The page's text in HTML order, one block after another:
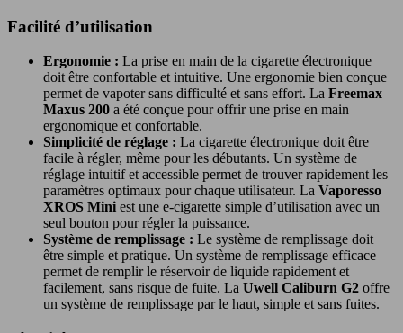
Facilité d’utilisation
Ergonomie : La prise en main de la cigarette électronique
doit être confortable et intuitive. Une ergonomie bien conçue
permet de vapoter sans difficulté et sans effort. La Freemax
Maxus 200 a été conçue pour offrir une prise en main
ergonomique et confortable.
Simplicité de réglage : La cigarette électronique doit être
facile à régler, même pour les débutants. Un système de
réglage intuitif et accessible permet de trouver rapidement les
paramètres optimaux pour chaque utilisateur. La Vaporesso
XROS Mini est une e-cigarette simple d’utilisation avec un
seul bouton pour régler la puissance.
Système de remplissage : Le système de remplissage doit
être simple et pratique. Un système de remplissage efficace
permet de remplir le réservoir de liquide rapidement et
facilement, sans risque de fuite. La Uwell Caliburn G2 offre
un système de remplissage par le haut, simple et sans fuites.